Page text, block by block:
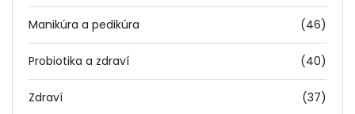
Manikúra a pedikúra (46)
Probiotika a zdraví (40)
Zdraví (37)